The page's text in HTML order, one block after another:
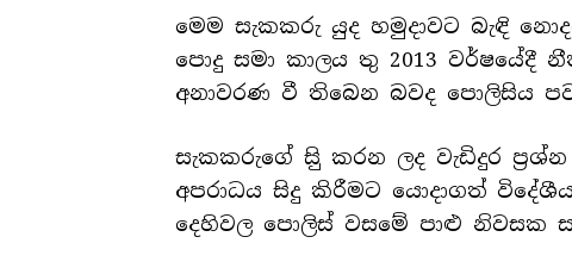
මෙම සැකකරු යුද හමුදාවට බැඳි
පොදු සමා කාලය තු 2013
අනාවරණ වී තිබෙන බවද පොලිසිය
සැකකරුගේ සිු කරන ලද වැඩිදුර
අපරාධය සිදු කිරීමට යොදාගත්
දෙහිවල පොලිස් වසමේ පාළු නිවසක